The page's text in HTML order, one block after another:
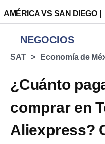
AMÉRICA VS SAN DIEGO
NEGOCIOS
SAT Economía de
¿Cuánto
comprar en
Aliexpress?